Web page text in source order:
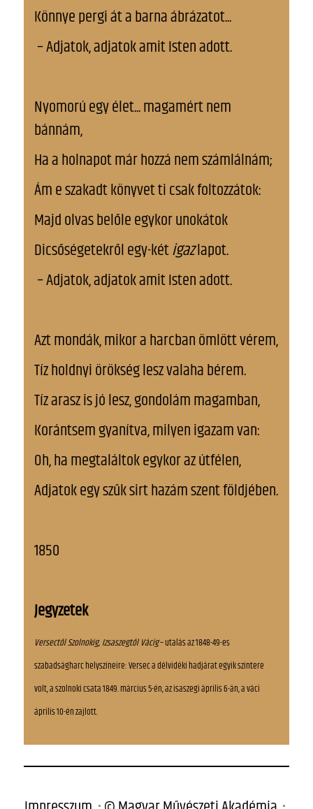
Könnye pergi át a barna ábrázatot...
– Adjatok, adjatok amit Isten adott.
Nyomorú egy élet... magamért nem
bánnám,
Ha a holnapot már hozzá nem számlálnám;
Ám e szakadt könyvet ti csak foltozzátok:
Majd olvas belőle egykor unokátok
Dicsőségetekről egy-kétigazlapot.
– Adjatok, adjatok amit Isten adott.
Azt mondák, mikor a harcban ömlött vérem,
Tíz holdnyi örökség lesz valaha bérem.
Tíz arasz is jó lesz, gondolám magamban,
Korántsem gyanítva, milyen igazam van:
Oh, ha megtaláltok egykor az útfélen,
Adjatok egy szűk sirt hazám szent földjében.
1850
Jegyzetek
Versectől Szolnokig, Izsaszegtől Vácig– utalás az 1848-49-es
szabadságharc helyszíneire: Versec a délvidéki hadjárat egyik színtere
volt, a szolnoki csata 1849. március 5-én, az isaszegi április 6-án, a váci
április 10-én zajlott.